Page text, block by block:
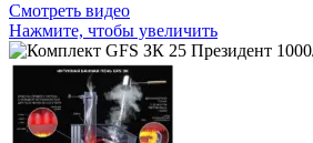
Смотреть видео
Нажмите, чтобы увеличить